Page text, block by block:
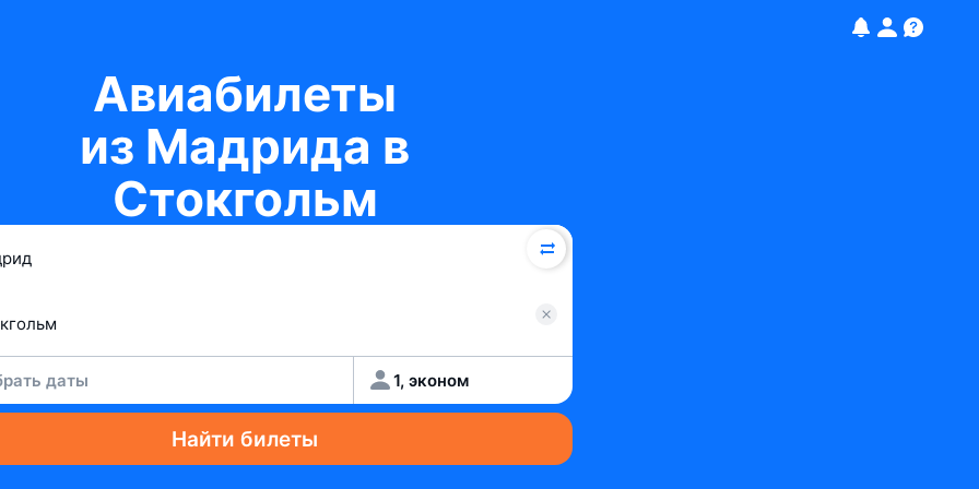
Авиабилеты
из Мадрида в
Стокгольм
даты 1, эконом
Найти билеты